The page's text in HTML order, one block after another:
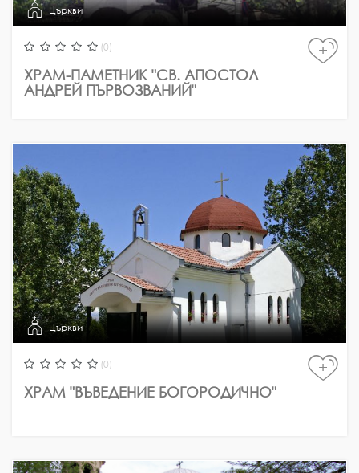
Църкви
(0)
ХРАМ-ПАМЕТНИК "СВ. АПОСТОЛ
АНДРЕЙ ПЪРВОЗВАНИЙ"
+
Църкви
(0)
ХРАМ "ВЪВЕДЕНИЕ БОГОРОДИЧНО"
+